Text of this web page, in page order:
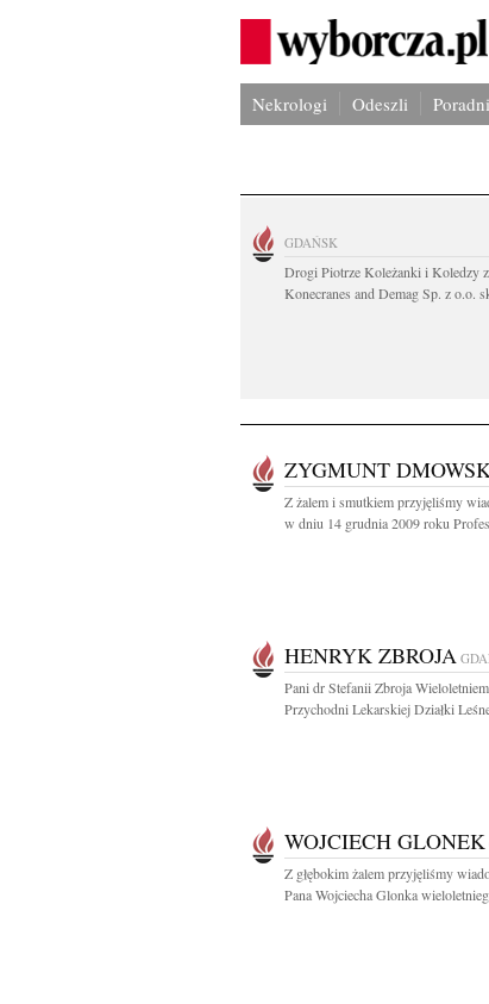
Nekrologi Odeszli
GDAŃSK
Drogi Piotrze Koleżanki i Koledzy
Konecranes and Demag Sp. z o.o.
ZYGMUNT
Z żalem i smutkiem przyjęliśmy
w dniu 14 grudnia 2009 roku
HENRYK ZBROJA
Pani dr Stefanii Zbroja
Przychodni Lekarskiej Działki
WOJCIECH GLONEK
Z głębokim żalem przyjęliśmy
Pana Wojciecha Glonka